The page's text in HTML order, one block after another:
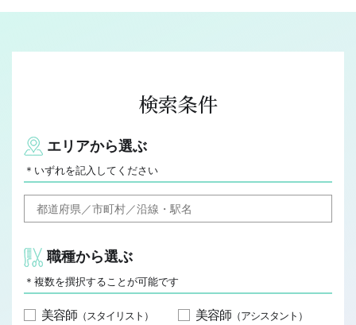
OL型美容師派遣とは
SERVICE
FLOW
JOB REPORT
Q&A
検索条件
エリアから選ぶ
＊いずれを記入してください
職種から選ぶ
＊複数を撰択することが可能です
美容師 （スタイリスト） 美容師 （アシスタント）